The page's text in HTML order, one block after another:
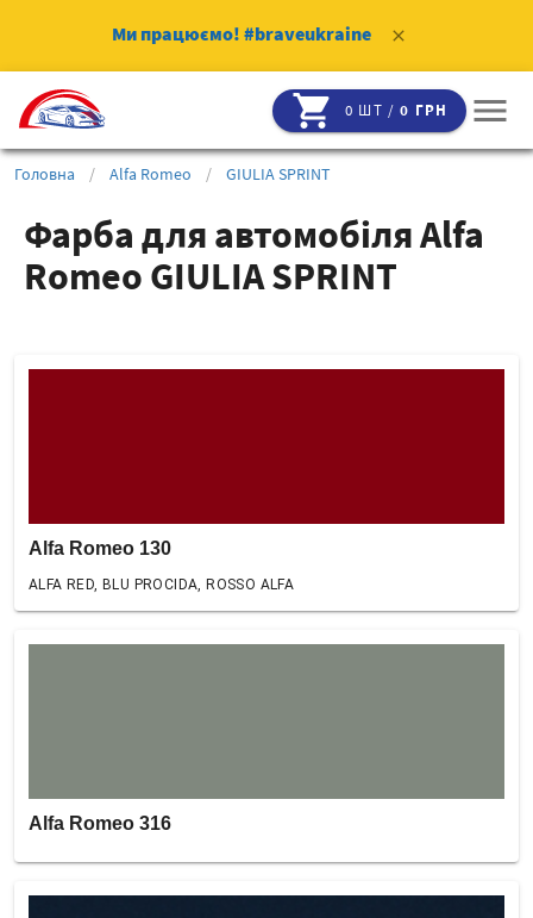
Ми працюємо! #braveukraine clear
shopping_cart 0 ШТ /0 ГРН menu
Головна / Alfa Romeo / GIULIA SPRINT
Фарба для автомобіля Alfa
Romeo GIULIA SPRINT
Alfa Romeo 130
ALFA RED, BLU PROCIDA, ROSSO ALFA
Alfa Romeo 316